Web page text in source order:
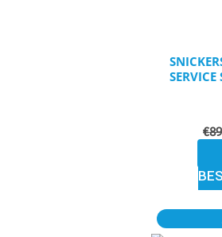
SERVICE
€